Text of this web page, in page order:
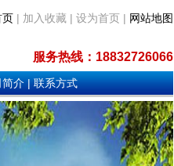
页 | 加入收藏 | 设为首页 | 网站地图
服务热线： 18832726066
简介|联系方式